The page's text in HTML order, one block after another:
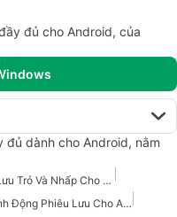
đủ cho Android, của
đủ dành cho Android, nằm
Trò Chơi Phiêu Lưu Trỏ Và Nhấp Cho Android
Trò Chơi Hành Động Phiêu Lưu Cho Android